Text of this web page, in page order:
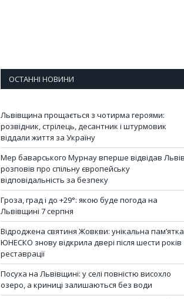
ОСТАННІ НОВИНИ
Львівщина прощається з чотирма героями:
розвідник, стрілець, десантник і штурмовик
віддали життя за Україну
Мер баварського Мурнау вперше відвідав Львів
розповів про спільну європейську
відповідальність за безпеку
Гроза, град і до +29°: якою буде погода на
Львівщині 7 серпня
Відроджена святиня Жовкви: унікальна пам’ятка
ЮНЕСКО знову відкрила двері після шести років
реставрації
Посуха на Львівщині: у селі повністю висохло
озеро, а криниці залишаються без води